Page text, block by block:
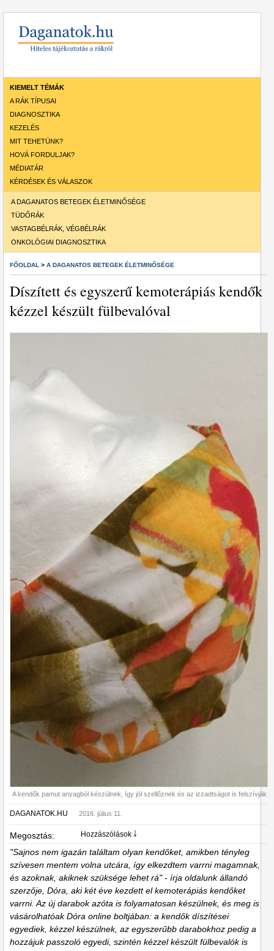
KIEMELT TÉMÁK
A RÁK TÍPUSAI
DIAGNOSZTIKA
KEZELÉS
MIT TEHETÜNK?
HOVÁ FORDULJAK?
MÉDIATÁR
KÉRDÉSEK ÉS VÁLASZOK
A DAGANATOS BETEGEK ÉLETMINŐSÉGE
TÜDŐRÁK
VASTAGBÉLRÁK, VÉGBÉLRÁK
ONKOLÓGIAI DIAGNOSZTIKA
FŐOLDAL > A DAGANATOS BETEGEK ÉLETMINŐSÉGE
Díszített és egyszerű kemoterápiás kendők
kézzel készült fülbevalóval
A kendők pamut anyagból készülnek, így jól szellőznek és az izzadtságot is felszívják
DAGANATOK.HU 2016. július 11.
Megosztás: Hozzászólások ￬
"Sajnos nem igazán találtam olyan kendőket, amikben tényleg
szívesen mentem volna utcára, így elkezdtem varrni magamnak,
és azoknak, akiknek szüksége lehet rá" - írja oldalunk állandó
szerzője, Dóra, aki két éve kezdett el kemoterápiás kendőket
varrni. Az új darabok azóta is folyamatosan készülnek, és meg is
vásárolhatóak Dóra online boltjában: a kendők díszítései
egyediek, kézzel készülnek, az egyszerűbb darabokhoz pedig a
hozzájuk passzoló egyedi, szintén kézzel készült fülbevalók is